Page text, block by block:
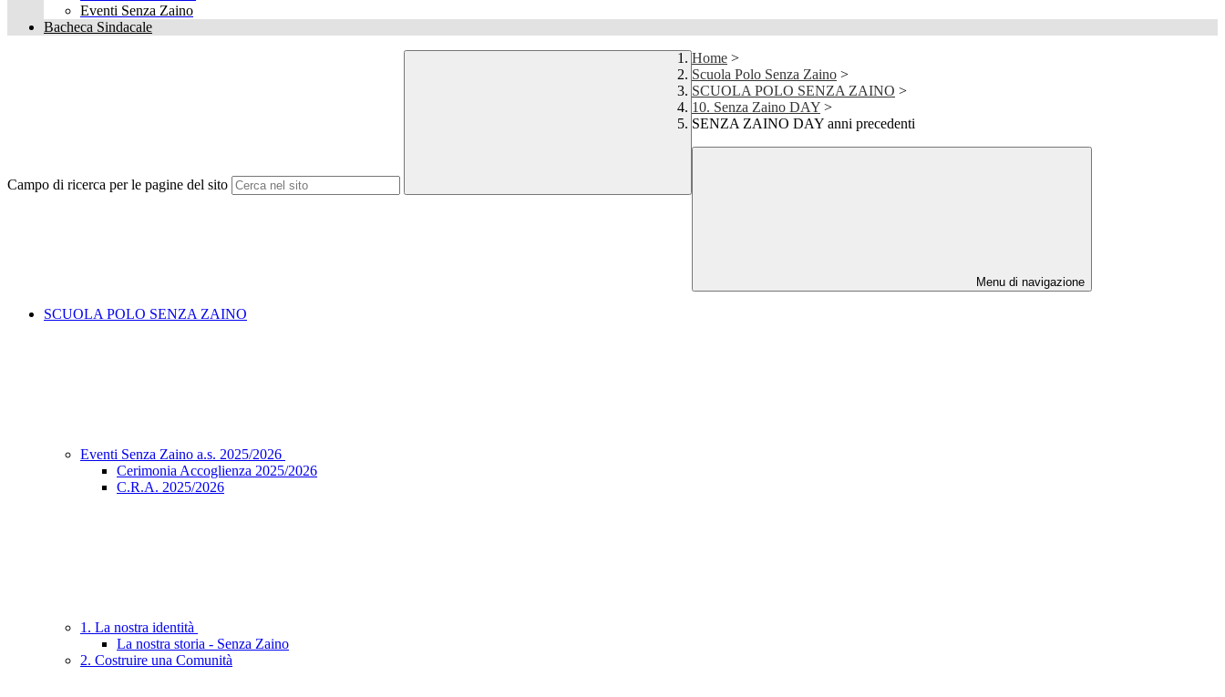
Eventi Senza Zaino
Bacheca Sindacale
Campo di ricerca per le pagine del sito
Home >
Scuola Polo Senza Zaino >
SCUOLA POLO SENZA ZAINO >
10. Senza Zaino DAY >
SENZA ZAINO DAY anni precedenti
Menu di navigazione
SCUOLA POLO SENZA ZAINO
Eventi Senza Zaino a.s. 2025/2026
Cerimonia Accoglienza 2025/2026
C.R.A. 2025/2026
1. La nostra identità
La nostra storia - Senza Zaino
2. Costruire una Comunità